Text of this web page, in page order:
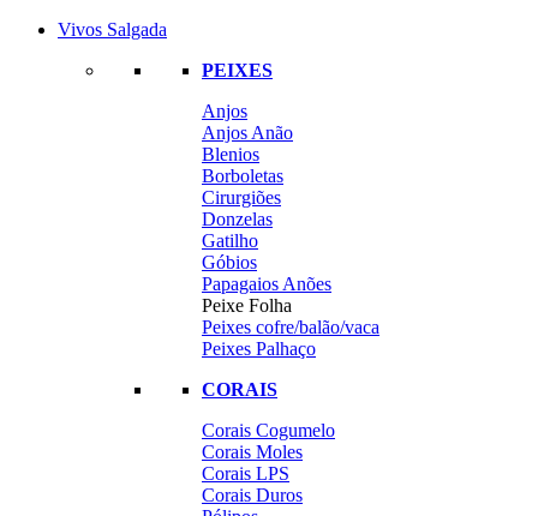
Vivos Salgada
PEIXES
Anjos
Anjos Anão
Blenios
Borboletas
Cirurgiões
Donzelas
Gatilho
Góbios
Papagaios Anões
Peixe Folha
Peixes cofre/balão/vaca
Peixes Palhaço
CORAIS
Corais Cogumelo
Corais Moles
Corais LPS
Corais Duros